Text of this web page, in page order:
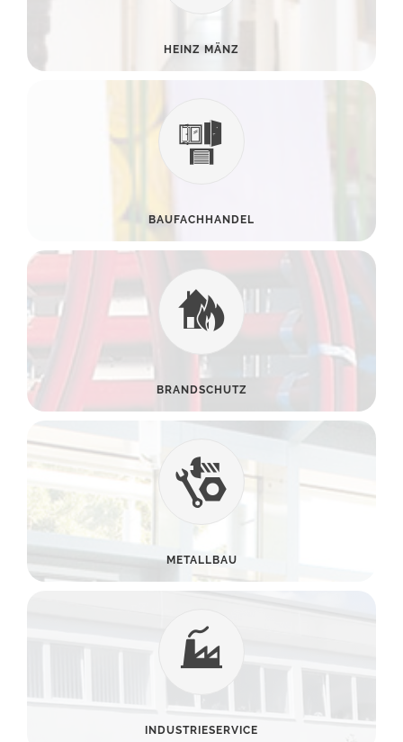
HEINZ MÄNZ
BAUFACHHANDEL
BRANDSCHUTZ
METALLBAU
INDUSTRIESERVICE